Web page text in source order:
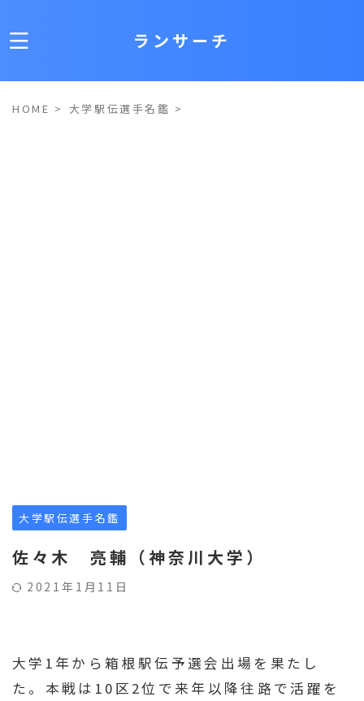
ランサーチ
HOME > 大学駅伝選手名鑑 >
大学駅伝選手名鑑
佐々木 亮輔（神奈川大学）
2021年1月11日
大学1年から箱根駅伝予選会出場を果たし
た。本戦は10区2位で来年以降往路で活躍を